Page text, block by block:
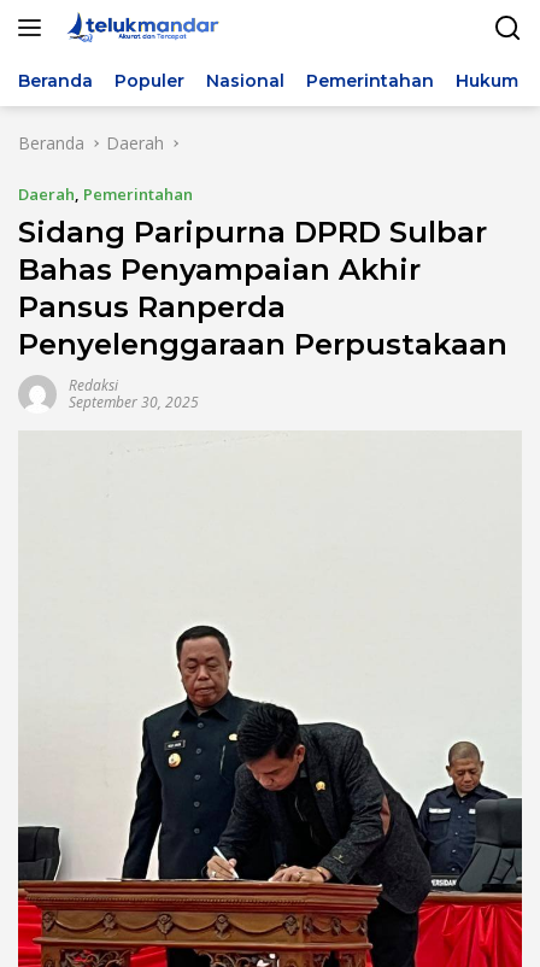
Beranda Populer Nasional Pemerintahan Hukum
Beranda Daerah
Daerah, Pemerintahan
Sidang Paripurna DPRD Sulbar
Bahas Penyampaian Akhir
Pansus Ranperda
Penyelenggaraan Perpustakaan
Redaksi
September 30, 2025